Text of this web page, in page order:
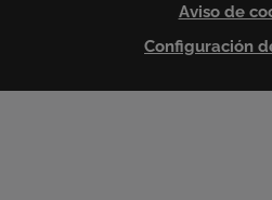
Aviso de
Configuración